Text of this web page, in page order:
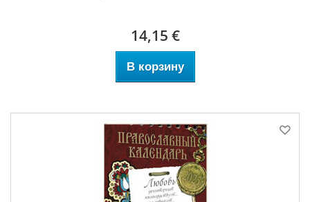
14,15 €
В корзину